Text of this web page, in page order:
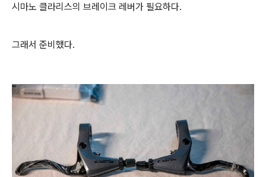
시마노 클라리스의 브레이크 레버가 필요하다.
그래서 준비했다.